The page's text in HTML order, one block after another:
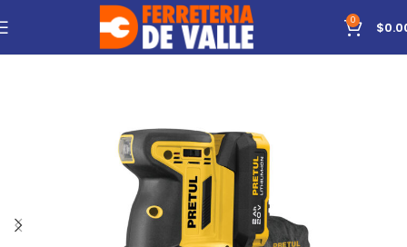
0 $